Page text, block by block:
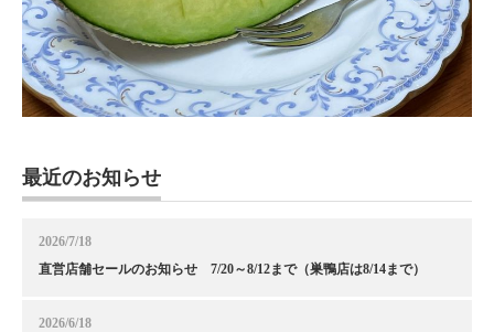
最近のお知らせ
2026/7/18
直営店舗セールのお知らせ 7/20～8/12まで（巣鴨店は8/14まで）
2026/6/18